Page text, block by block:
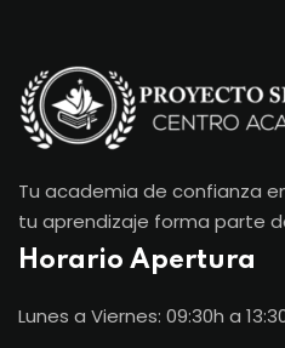
Tu academia de confianza
tu aprendizaje forma parte
Horario Apertura
Lunes a Viernes: 09:30h a